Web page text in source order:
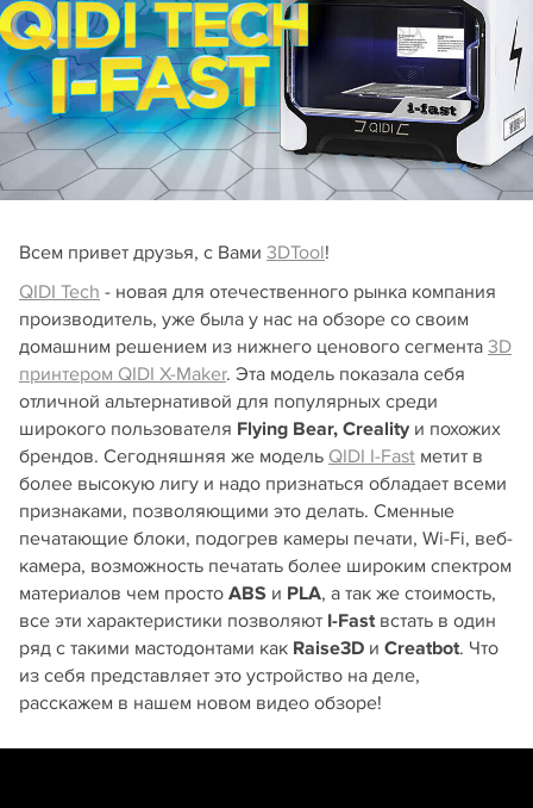
Всем привет друзья, с Вами 3DTool!
QIDI Tech - новая для отечественного рынка компания
производитель, уже была у нас на обзоре со своим
домашним решением из нижнего ценового сегмента 3D
принтером QIDI X-Maker. Эта модель показала себя
отличной альтернативой для популярных среди
широкого пользователя Flying Bear, Creality и похожих
брендов. Сегодняшняя же модель QIDI I-Fast метит в
более высокую лигу и надо признаться обладает всеми
признаками, позволяющими это делать. Сменные
печатающие блоки, подогрев камеры печати, Wi-Fi, веб-
камера, возможность печатать более широким спектром
материалов чем просто ABS и PLA, а так же стоимость,
все эти характеристики позволяют I-Fastвстать в один
ряд с такими мастодонтами как Raise3D и Creatbot. Что
из себя представляет это устройство на деле,
расскажем в нашем новом видео обзоре!